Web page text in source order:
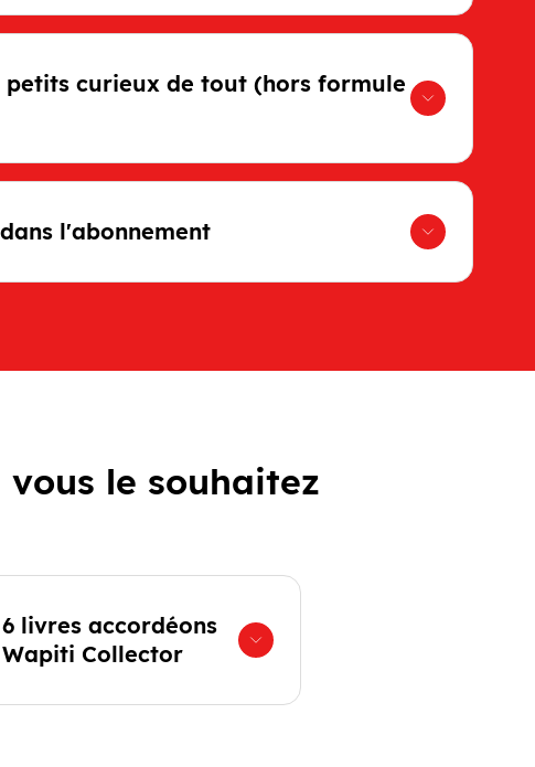
petits curieux de tout (hors formule
l'abonnement
le souhaitez
6 livres accordéons
Wapiti Collector